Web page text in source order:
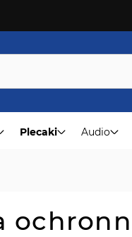
Plecaki Audio